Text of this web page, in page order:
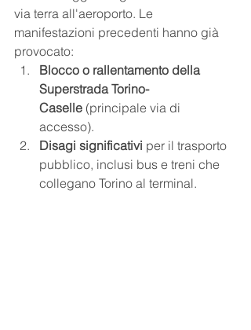
via terra all'aeroporto. Le
manifestazioni precedenti hanno già
provocato:
Blocco o rallentamento della
Superstrada Torino-
Caselle (principale via di
accesso).
Disagi significativi per il trasporto
pubblico, inclusi bus e treni che
collegano Torino al terminal.